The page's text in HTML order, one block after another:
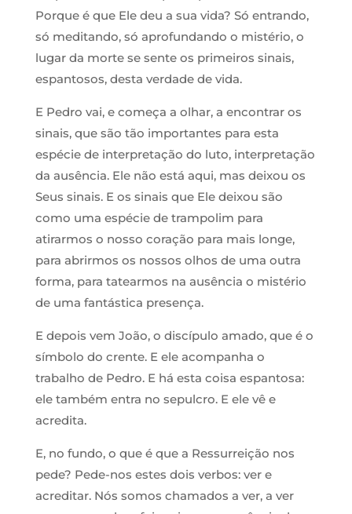
Porque é que Ele deu a sua vida? Só entrando,
só meditando, só aprofundando o mistério, o
lugar da morte se sente os primeiros sinais,
espantosos, desta verdade de vida.
E Pedro vai, e começa a olhar, a encontrar os
sinais, que são tão importantes para esta
espécie de interpretação do luto, interpretação
da ausência. Ele não está aqui, mas deixou os
Seus sinais. E os sinais que Ele deixou são
como uma espécie de trampolim para
atirarmos o nosso coração para mais longe,
para abrirmos os nossos olhos de uma outra
forma, para tatearmos na ausência o mistério
de uma fantástica presença.
E depois vem João, o discípulo amado, que é o
símbolo do crente. E ele acompanha o
trabalho de Pedro. E há esta coisa espantosa:
ele também entra no sepulcro. E ele vê e
acredita.
E, no fundo, o que é que a Ressurreição nos
pede? Pede-nos estes dois verbos: ver e
acreditar. Nós somos chamados a ver, a ver